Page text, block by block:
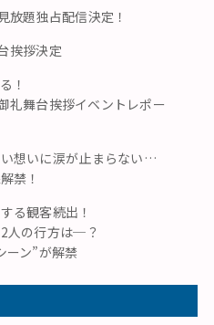
題独占配信決定！
挨拶決定
！
礼舞台挨拶イベントレポー
想いに涙が止まらない…
禁！
る観客続出！
人の行方は─？
ーン”が解禁